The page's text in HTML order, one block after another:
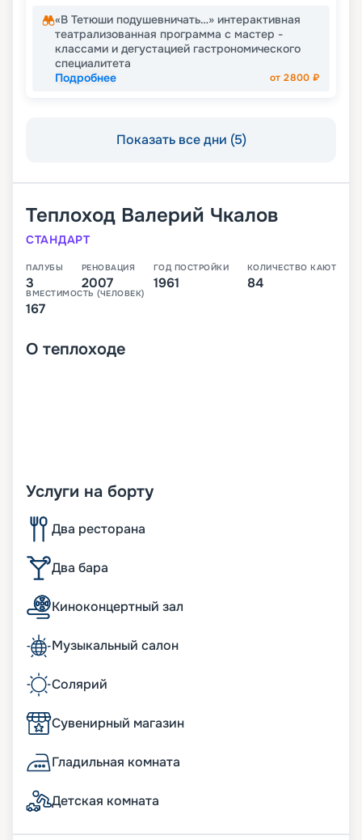
«В Тетюши подушевничать…» интерактивная
театрализованная программа с мастер -
классами и дегустацией гастрономического
специалитета
Подробнее
от2800 ₽
Показать все дни (5)
Теплоход Валерий Чкалов
СТАНДАРТ
ПАЛУБЫ
3
РЕНОВАЦИЯ
2007
ГОД ПОСТРОЙКИ
1961
КОЛИЧЕСТВО КАЮТ
84
ВМЕСТИМОСТЬ (ЧЕЛОВЕК)
167
О теплоходе
Услуги на борту
Два ресторана
Два бара
Киноконцертный зал
Музыкальный салон
Солярий
Сувенирный магазин
Гладильная комната
Детская комната